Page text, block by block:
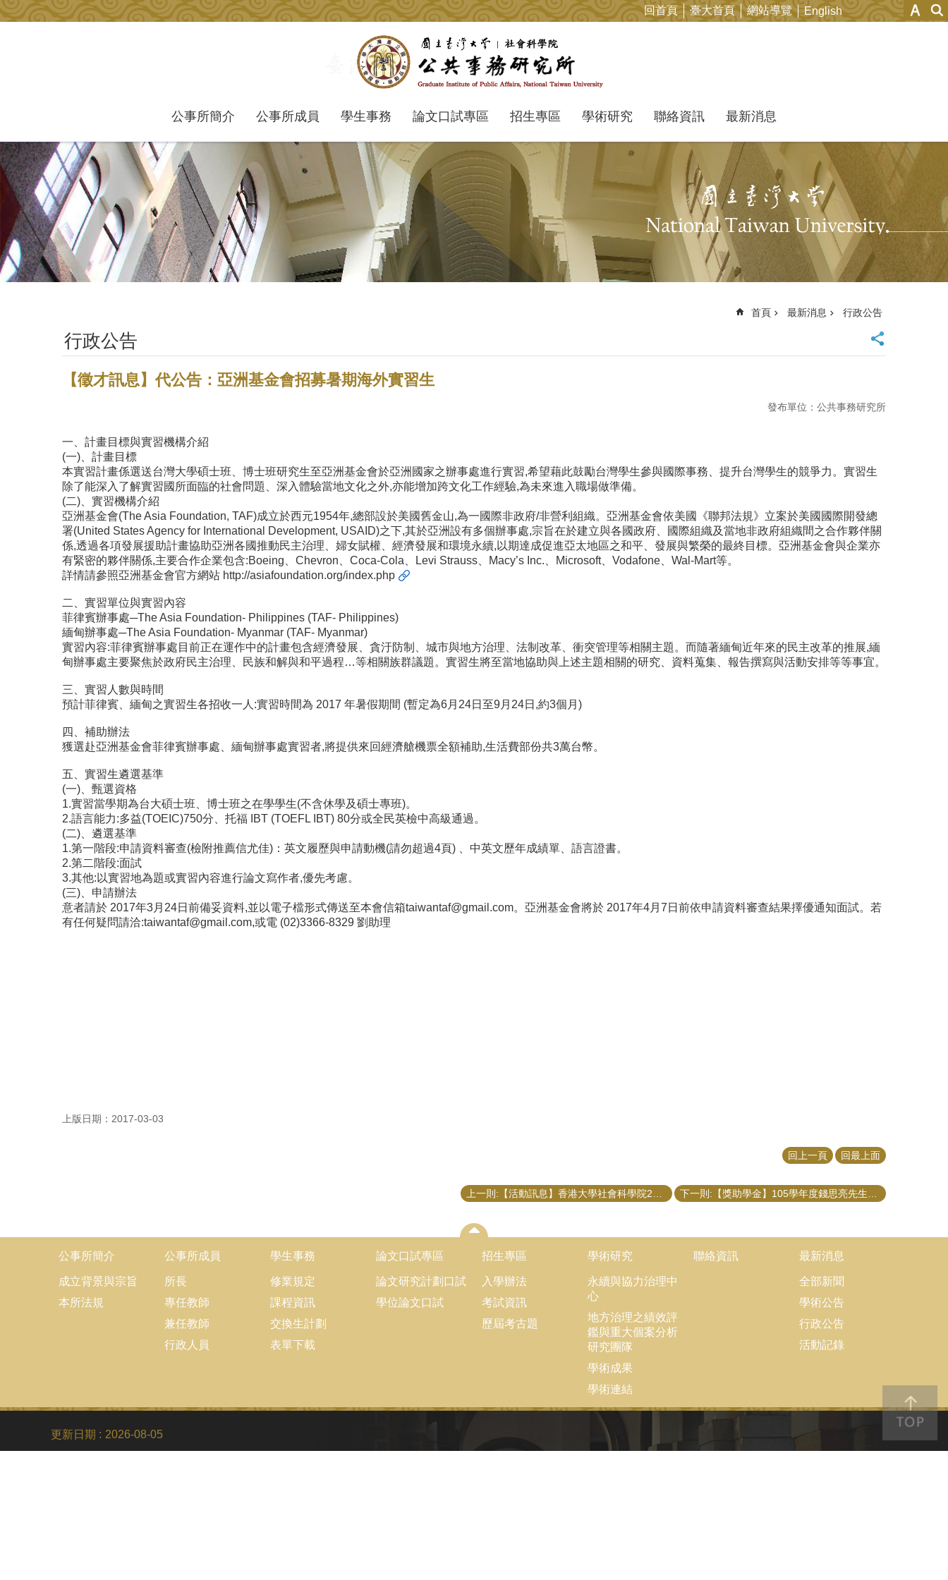
跳到主要內容區塊 回首頁 臺大首頁 網站導覽 English
公事所簡介 公事所成員 學生事務 論文口試專區 招生專區 學術研究 聯絡資訊 最新消息
首頁 最新消息 行政公告
行政公告
【徵才訊息】代公告：亞洲基金會招募暑期海外實習生
發布單位：公共事務研究所
一、計畫目標與實習機構介紹
(一)、計畫目標
本實習計畫係選送台灣大學碩士班、博士班研究生至亞洲基金會於亞洲國家之辦事處進行實習,希望藉此鼓勵台灣學生參與國際事務、提升台灣學生的競爭力。實習生
除了能深入了解實習國所面臨的社會問題、深入體驗當地文化之外,亦能增加跨文化工作經驗,為未來進入職場做準備。
(二)、實習機構介紹
亞洲基金會(The Asia Foundation, TAF)成立於西元1954年,總部設於美國舊金山,為一國際非政府/非營利組織。亞洲基金會依美國《聯邦法規》立案於美國國際開發總
署(United States Agency for International Development, USAID)之下,其於亞洲設有多個辦事處,宗旨在於建立與各國政府、國際組織及當地非政府組織間之合作夥伴關
係,透過各項發展援助計畫協助亞洲各國推動民主治理、婦女賦權、經濟發展和環境永續,以期達成促進亞太地區之和平、發展與繁榮的最終目標。亞洲基金會與企業亦
有緊密的夥伴關係,主要合作企業包含:Boeing、Chevron、Coca-Cola、Levi Strauss、Macy’s Inc.、Microsoft、Vodafone、Wal-Mart等。
詳情請參照亞洲基金會官方網站 http://asiafoundation.org/index.php
二、實習單位與實習內容
菲律賓辦事處─The Asia Foundation- Philippines (TAF- Philippines)
緬甸辦事處─The Asia Foundation- Myanmar (TAF- Myanmar)
實習內容:菲律賓辦事處目前正在運作中的計畫包含經濟發展、貪汙防制、城市與地方治理、法制改革、衝突管理等相關主題。而隨著緬甸近年來的民主改革的推展,緬
甸辦事處主要聚焦於政府民主治理、民族和解與和平過程…等相關族群議題。實習生將至當地協助與上述主題相關的研究、資料蒐集、報告撰寫與活動安排等等事宜。
三、實習人數與時間
預計菲律賓、緬甸之實習生各招收一人:實習時間為 2017 年暑假期間 (暫定為6月24日至9月24日,約3個月)
四、補助辦法
獲選赴亞洲基金會菲律賓辦事處、緬甸辦事處實習者,將提供來回經濟艙機票全額補助,生活費部份共3萬台幣。
五、實習生遴選基準
(一)、甄選資格
1.實習當學期為台大碩士班、博士班之在學學生(不含休學及碩士專班)。
2.語言能力:多益(TOEIC)750分、托福 IBT (TOEFL IBT) 80分或全民英檢中高級通過。
(二)、遴選基準
1.第一階段:申請資料審查(檢附推薦信尤佳)：英文履歷與申請動機(請勿超過4頁) 、中英文歷年成績單、語言證書。
2.第二階段:面試
3.其他:以實習地為題或實習內容進行論文寫作者,優先考慮。
(三)、申請辦法
意者請於 2017年3月24日前備妥資料,並以電子檔形式傳送至本會信箱taiwantaf@gmail.com。亞洲基金會將於 2017年4月7日前依申請資料審查結果擇優通知面試。若
有任何疑問請洽:taiwantaf@gmail.com,或電 (02)3366-8329 劉助理
上版日期：2017-03-03
回上一頁 回最上面
上一則:【活動訊息】香港大學社會科學院2017「全球公民暑期交流營」計畫 下一則:【獎助學金】105學年度錢思亮先生紀念獎學金（3/15截止）
公事所簡介
成立背景與宗旨
本所法規
公事所成員
所長
專任教師
兼任教師
行政人員
學生事務
修業規定
課程資訊
交換生計劃
表單下載
論文口試專區
論文研究計劃口試
學位論文口試
招生專區
入學辦法
考試資訊
歷屆考古題
學術研究
永續與協力治理中
心
地方治理之績效評
鑑與重大個案分析
研究團隊
學術成果
學術連結
聯絡資訊 最新消息
全部新聞
學術公告
行政公告
活動記錄
更新日期 2026-08-05